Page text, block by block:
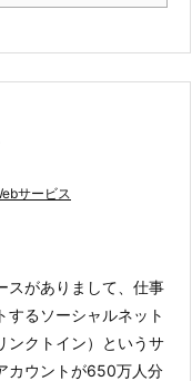
サービス
スがありまして、仕事
するソーシャルネット
ンクトイン）というサ
カウントが650万人分